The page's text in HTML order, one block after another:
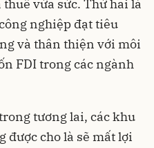
vừa sức. Thứ hai là
nghiệp đạt tiêu
và thân thiện với môi
FDI trong các ngành
tương lai, các khu
được cho là sẽ mất lợi